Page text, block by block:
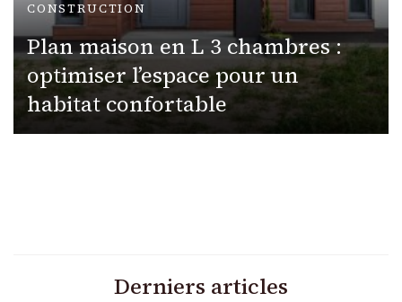
CONSTRUCTION
Plan maison en L 3 chambres :
optimiser l’espace pour un
habitat confortable
Derniers articles